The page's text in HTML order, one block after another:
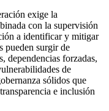
exige la
con la supervisión
a identificar y mitigar
pueden surgir de
dependencias forzadas,
de
sólidos que
e inclusión